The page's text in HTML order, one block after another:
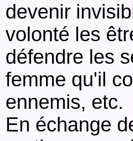
devenir
volonté les
défendre les
femme qu'il
ennemis, etc.
En échange